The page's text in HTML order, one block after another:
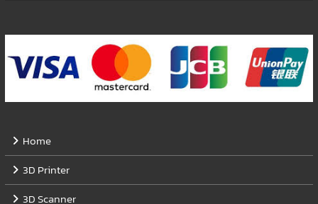
Home
3D Printer
3D Scanner